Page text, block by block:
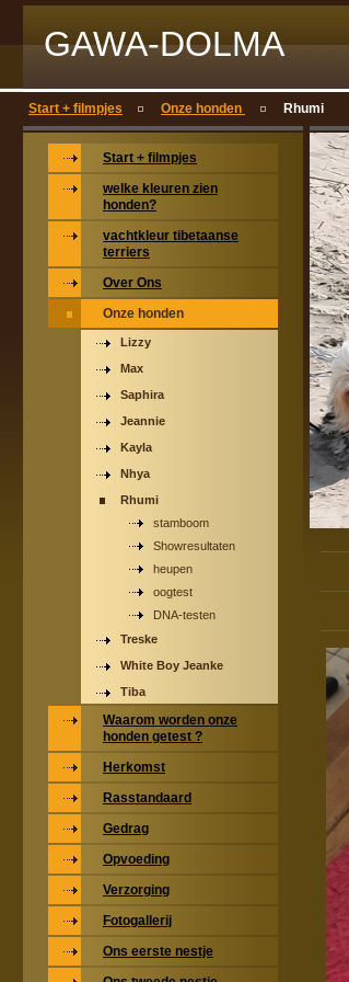
GAWA-DOLMA
Start + filmpjes Onze honden Rhumi
Start + filmpjes
welke kleuren zien
honden?
vachtkleur tibetaanse
terriers
Over Ons
Onze honden
Lizzy
Max
Saphira
Jeannie
Kayla
Nhya
Rhumi
stamboom
Showresultaten
heupen
oogtest
DNA-testen
Treske
White Boy Jeanke
Tiba
Waarom worden onze
honden getest ?
Herkomst
Rasstandaard
Gedrag
Opvoeding
Verzorging
Fotogallerij
Ons eerste nestje